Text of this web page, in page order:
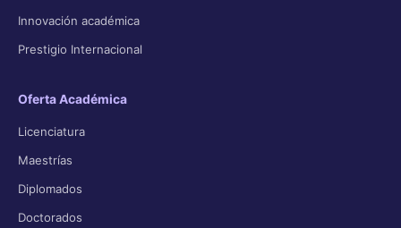
Innovación académica
Prestigio Internacional
Oferta Académica
Licenciatura
Maestrías
Diplomados
Doctorados